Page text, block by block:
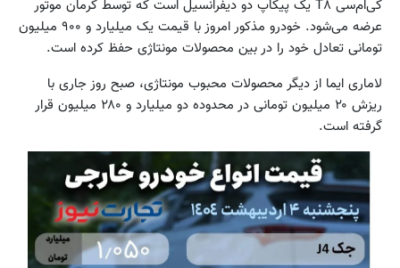
کی‌ام‌سی T۸ یک پیکاپ دو دیفرانسیل است که توسط کرمان موتور
عرضه می‌شود. خودرو مذکور امروز با قیمت یک میلیارد و ۹۰۰ میلیون
تومانی تعادل خود را در بین محصولات مونتاژی حفظ کرده است.
لاماری ایما از دیگر محصولات محبوب مونتاژی، صبح روز جاری با
ریزش ۲۰ میلیون تومانی در محدوده دو میلیارد و ۲۸۰ میلیون قرار
گرفته است.